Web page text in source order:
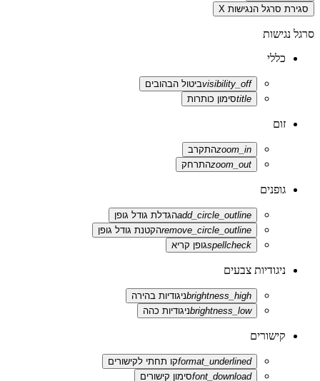
סגירת סרגל הנגישות X
סרגל נגישות
כללי
visibility_offביטול הבהובים
titleסימון כותרות
זום
zoom_inהתקרב
zoom_outהתרחק
גופנים
add_circle_outlineהגדלת גודל גופן
remove_circle_outlineהקטנת גודל גופן
spellcheckגופן קריא
ניגודיות צבעים
brightness_highניגודיות בהירה
brightness_lowניגודיות כהה
קישורים
format_underlinedקו תחתי לקישורים
font_downloadסימון קישורים